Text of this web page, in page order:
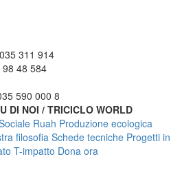
311 914
48 584
590 000 8
DI NOI / TRICICLO WORLD
Ruah Produzione ecologica
filosofia Schede tecniche Progetti in
T-impatto Dona ora